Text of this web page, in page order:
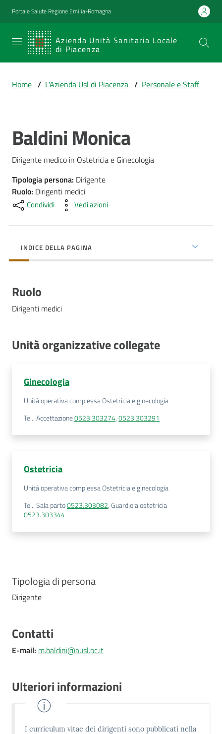
Vai al contenuto
Vai alla navigazione
Vai al footer
Portale Salute Regione Emilia-Romagna
Azienda Unità Sanitaria Locale
di Piacenza
SERVIZIO
SANITARIO
Emilia-
Sanitaria Locale
di Piacenza
Prestazioni
e
percorsi
cura
per...
e
territorio
Piacenza
Salute
Novità
Imprese
ed Enti
Seguici
su
Home / L'Azienda Usl di Piacenza / Personale e Staff
Salta al contenuto
Baldini Monica
Dirigente medico in Ostetricia e Ginecologia
Tipologia persona: Dirigente
Ruolo: Dirigenti medici
Condividi Vedi azioni
INDICE DELLA PAGINA
Ruolo
Dirigenti medici
Unità organizzative collegate
Ginecologia
Unità operativa complessa Ostetricia e ginecologia
Tel.:Accettazione0523.303274,0523.303291
Ostetricia
Unità operativa complessa Ostetricia e ginecologia
Tel.:Sala parto0523.303082,Guardiola ostetricia
0523.303344
Tipologia di persona
Dirigente
Contatti
E-mail: m.baldini@ausl.pc.it
Ulteriori informazioni
I curriculum vitae dei dirigenti sono pubblicati nella